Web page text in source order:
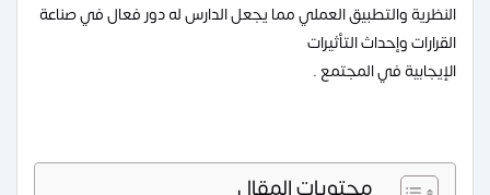
النظرية والتطبيق العملي مما يجعل الدارس له دور فعال في صناعة
القرارات وإحداث التأثيرات
الإيجابية في المجتمع .